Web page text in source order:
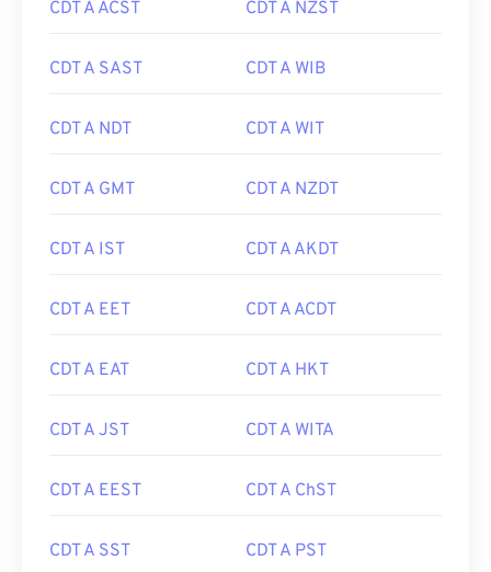
CDT A ACST CDT A NZST
CDT A SAST CDT A WIB
CDT A NDT CDT A WIT
CDT A GMT CDT A NZDT
CDT A IST CDT A AKDT
CDT A EET CDT A ACDT
CDT A EAT CDT A HKT
CDT A JST CDT A WITA
CDT A EEST CDT A ChST
CDT A SST CDT A PST